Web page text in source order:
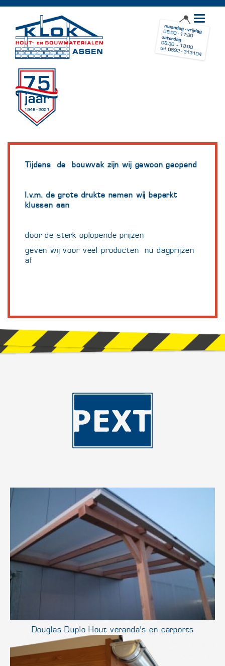
Toggle
Tijdens de bouwvak zijn wij gewoon geopend
I.v.m. de grote drukte nemen wij beperkt
klussen aan
door de sterk oplopende prijzen
geven wij voor veel producten nu dagprijzen
af
Douglas Duplo Hout veranda's en carports